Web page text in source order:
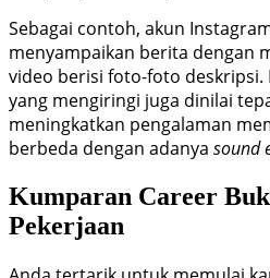
Sebagai contoh, akun
menyampaikan berita dengan
video berisi foto-foto deskripsi.
yang mengiringi juga dinilai
meningkatkan pengalaman
berbeda dengan adanya sound
Kumparan Career
Pekerjaan